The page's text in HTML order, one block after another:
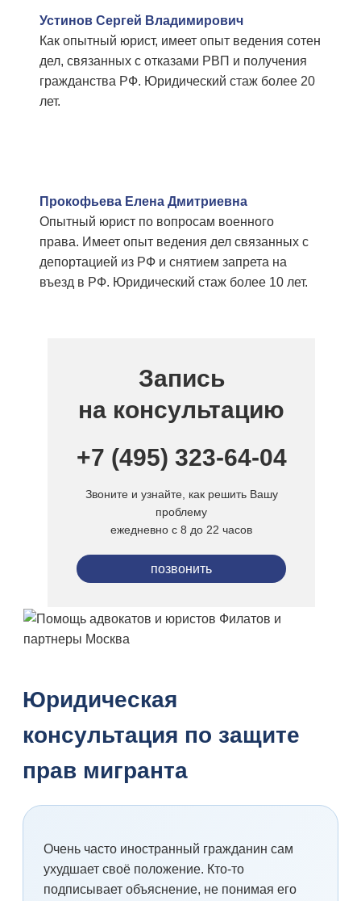
Устинов Сергей Владимирович
Как опытный юрист, имеет опыт ведения сотен
дел, связанных с отказами РВП и получения
гражданства РФ. Юридический стаж более 20
лет.
Прокофьева Елена Дмитриевна
Опытный юрист по вопросам военного
права. Имеет опыт ведения дел связанных с
депортацией из РФ и снятием запрета на
въезд в РФ. Юридический стаж более 10 лет.
Запись
на консультацию
+7 (495) 323-64-04
Звоните и узнайте, как решить Вашу
проблему
ежедневно с 8 до 22 часов
позвонить
Юридическая
консультация по защите
прав мигранта
Очень часто иностранный гражданин сам
ухудшает своё положение. Кто-то
подписывает объяснение, не понимая его